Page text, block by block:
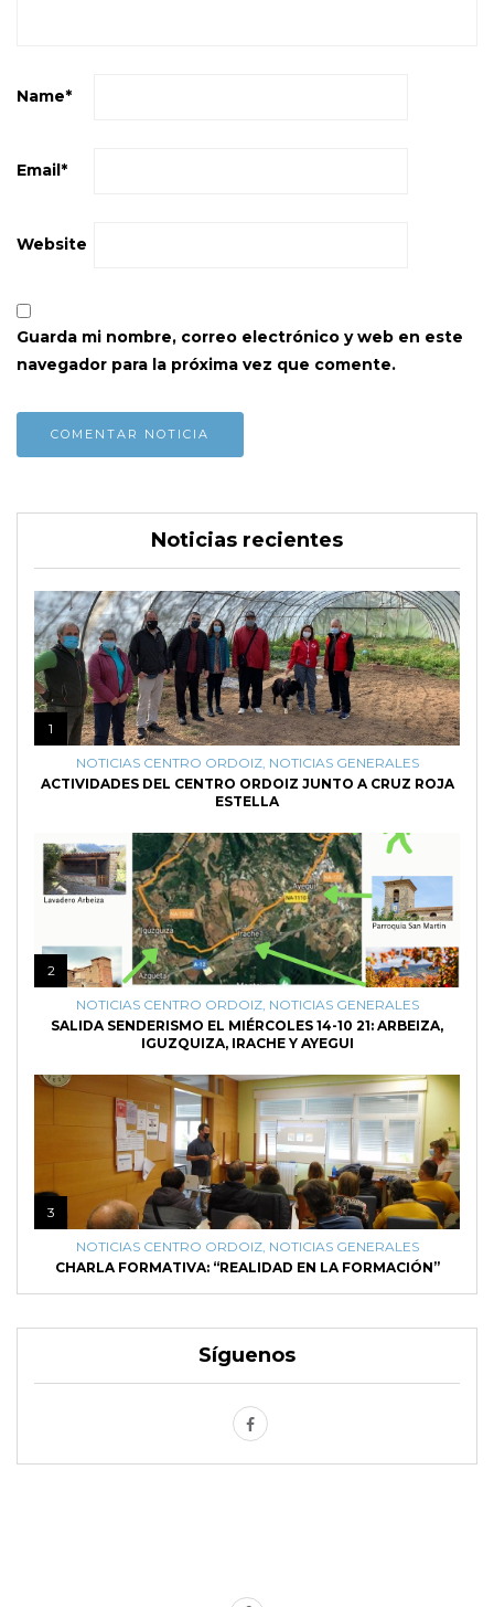
Name*
Email*
Website
Guarda mi nombre, correo electrónico y web en este
navegador para la próxima vez que comente.
Noticias recientes
1
NOTICIAS CENTRO ORDOIZ, NOTICIAS GENERALES
ACTIVIDADES DEL CENTRO ORDOIZ JUNTO A CRUZ ROJA
ESTELLA
2
NOTICIAS CENTRO ORDOIZ, NOTICIAS GENERALES
SALIDA SENDERISMO EL MIÉRCOLES 14-10 21: ARBEIZA,
IGUZQUIZA, IRACHE Y AYEGUI
3
NOTICIAS CENTRO ORDOIZ, NOTICIAS GENERALES
CHARLA FORMATIVA: “REALIDAD EN LA FORMACIÓN”
Síguenos